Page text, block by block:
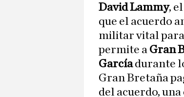
David Lammy, el
que el acuerdo
militar vital para
permite a Gran
Garcíadurante
Gran Bretaña
del acuerdo,